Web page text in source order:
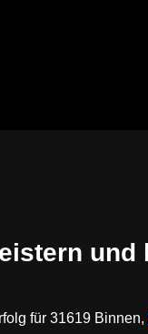
und
für 31619 Binnen,